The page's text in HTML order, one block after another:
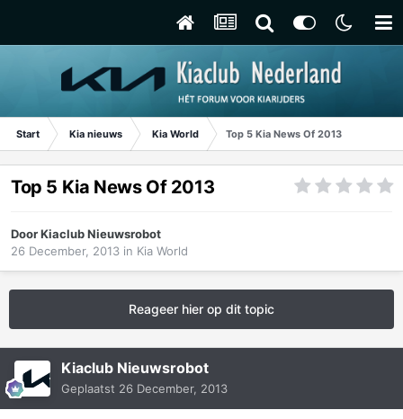
Start Kia nieuws Kia World Top 5 Kia News Of 2013
Top 5 Kia News Of 2013
DoorKiaclub Nieuwsrobot
26 December, 2013 in Kia World
Reageer hier op dit topic
Kiaclub Nieuwsrobot
Geplaatst 26 December, 2013